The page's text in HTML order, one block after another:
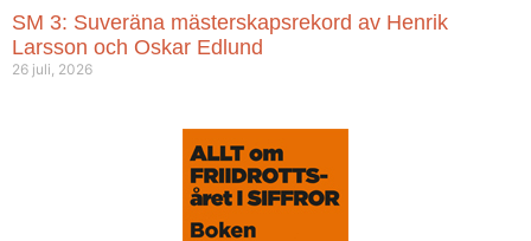
SM 3: Suveräna mästerskapsrekord av Henrik
Larsson och Oskar Edlund
26 juli, 2026